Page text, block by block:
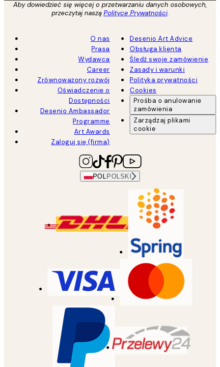
Aby dowiedzieć się więcej o przetwarzaniu danych osobowych,
przeczytaj naszą Polityce Prywatności.
O nas
Prasa
Wydawca
Career
Zrównoważony rozwój
Oświadczenie o
Dostępności
Desenio Ambassador
Programme
Art Awards
Zaloguj się (firma)
Desenio Art Advice
Obsługa klienta
Śledź swoje zamówienie
Zasady i warunki
Polityka prywatności
Cookies
Prośba o anulowanie
zamówienia
Zarządzaj plikami
cookie
POL POLSKI